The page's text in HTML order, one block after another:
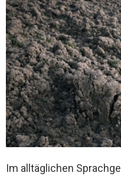
Im alltäglichen